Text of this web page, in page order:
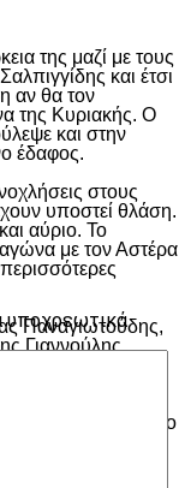
της μαζί με τους
και έτσι
αν θα τον
της Κυριακής. Ο
και στην
έδαφος.
στους
υποστεί θλάση.
αύριο. Το
με τον Αστέρα
Παναγιωτούδης,
Γιαννούλης,
στις 17:30 στο
υποχρεωτικά